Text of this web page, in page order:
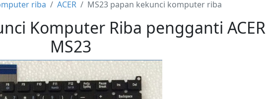
riba ACER MS23 papan kekunci komputer riba
Komputer Riba pengganti ACER
MS23